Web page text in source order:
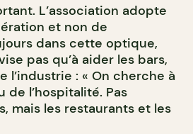
L’association adopte
et non de
dans cette optique,
pas qu’à aider les bars,
l’industrie : « On cherche à
l’hospitalité. Pas
mais les restaurants et les